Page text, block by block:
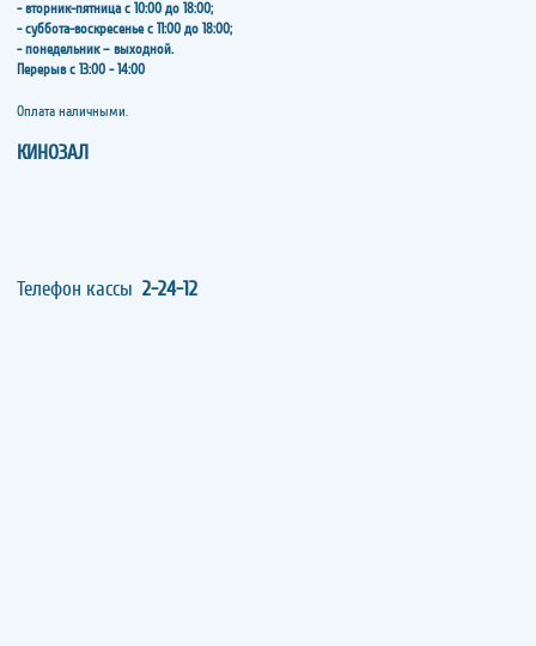
- вторник-пятница с 10:00 до 18:00;
- суббота-воскресенье с 11:00 до 18:00;
- понедельник – выходной.
Перерыв с 13:00 - 14:00
​​​​​​​Оплата наличными.
КИНОЗАЛ
Телефон кассы 2-24-12